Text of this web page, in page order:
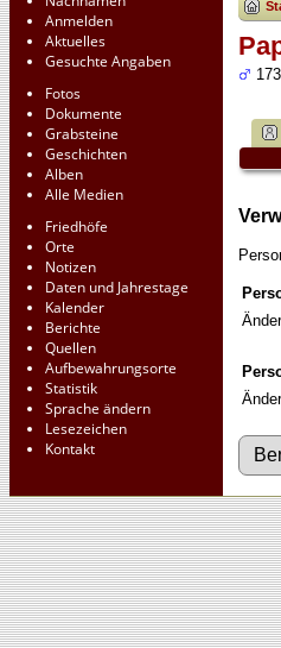
Anmelden
Aktuelles
Gesuchte Angaben
Fotos
Dokumente
Grabsteine
Geschichten
Alben
Alle Medien
Friedhöfe
Orte
Notizen
Daten und Jahrestage
Kalender
Berichte
Quellen
Aufbewahrungsorte
Statistik
Sprache ändern
Lesezeichen
Kontakt